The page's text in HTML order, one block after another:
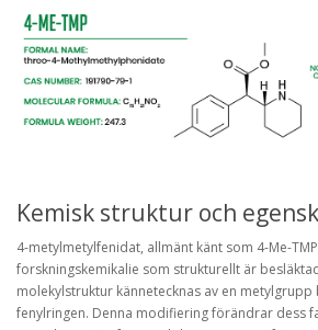
Kemisk struktur och
4-metylmetylfenidat, allmänt känt som 4-Me-
forskningskemikalie som strukturellt är
molekylstruktur kännetecknas av en
fenylringen. Denna modifiering förändrar dess